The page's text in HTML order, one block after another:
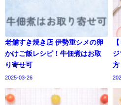
老舗すき焼き店 伊勢重シメの卵
かけご飯レシピ！牛佃煮はお取
り寄せ可
2025-03-26
方